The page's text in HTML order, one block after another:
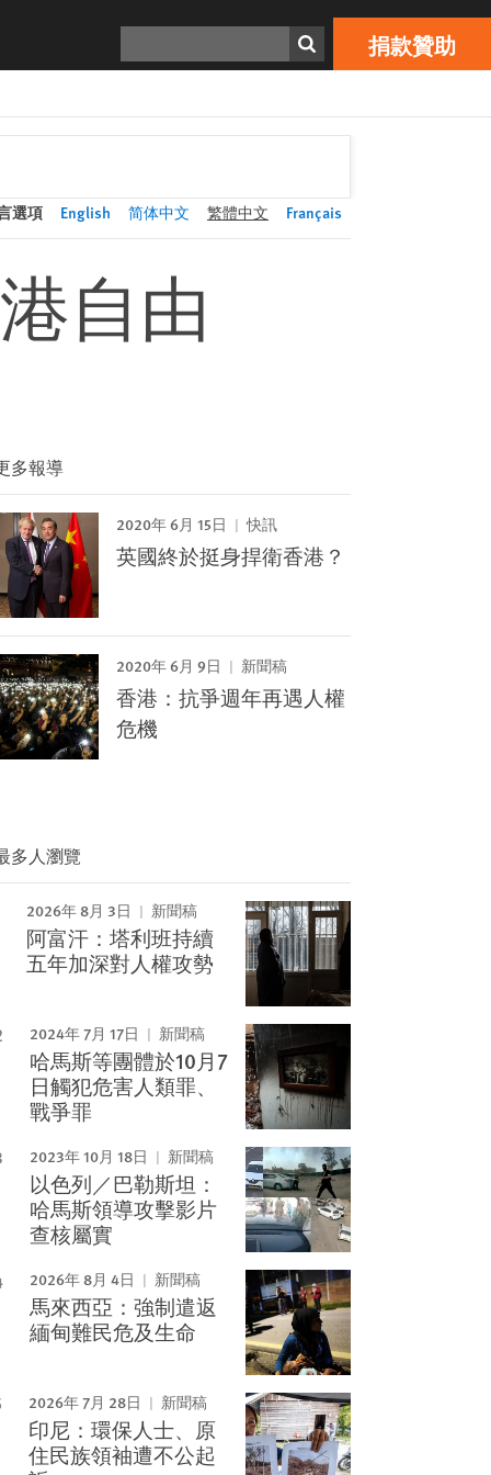
捐款贊助
Print 捐款贊助
選項 English 简体中文 繁體中文 Français
自由
多報導
2020年 6月 15日 快訊
英國終於挺身捍衛香港？
2020年 6月 9日 新聞稿
香港：抗爭週年再遇人權
危機
多人瀏覽
2026年 8月 3日 新聞稿
阿富汗：塔利班持續
五年加深對人權攻勢
2024年 7月 17日 新聞稿
哈馬斯等團體於10月7
日觸犯危害人類罪、
戰爭罪
2023年 10月 18日 新聞稿
以色列／巴勒斯坦：
哈馬斯領導攻擊影片
查核屬實
2026年 8月 4日 新聞稿
馬來西亞：強制遣返
緬甸難民危及生命
2026年 7月 28日 新聞稿
印尼：環保人士、原
住民族領袖遭不公起